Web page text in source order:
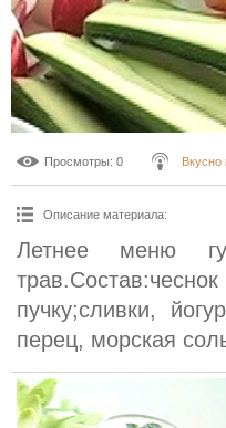
Просмотры: 0 Вкусно
Описание материала:
Летнее меню
пучку;сливки,
перец, морская